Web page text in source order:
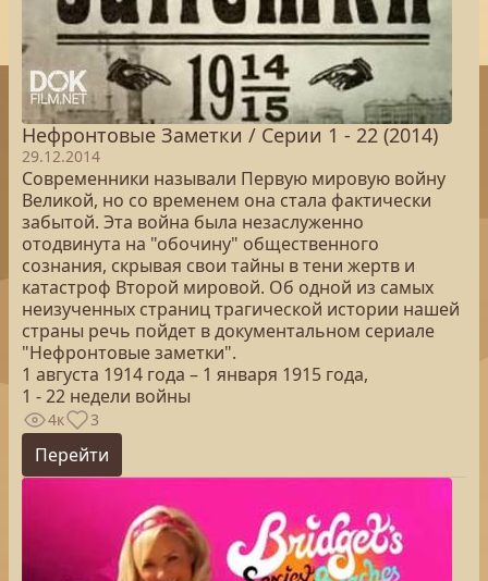
Нефронтовые Заметки / Серии 1 - 22 (2014)
29.12.2014
Современники называли Первую мировую войну
Великой, но со временем она стала фактически
забытой. Эта война была незаслуженно
отодвинута на "обочину" общественного
сознания, скрывая свои тайны в тени жертв и
катастроф Второй мировой. Об одной из самых
неизученных страниц трагической истории нашей
страны речь пойдет в документальном сериале
"Нефронтовые заметки".
1 августа 1914 года – 1 января 1915 года,
1 - 22 недели войны
4к 3
Перейти